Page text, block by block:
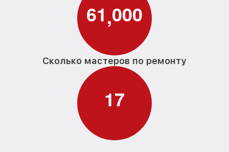
61,000
Сколько мастеров по ремонту
17